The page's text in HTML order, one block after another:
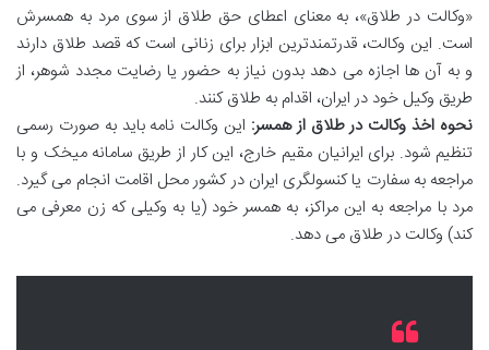
«وکالت در طلاق»، به معنای اعطای حق طلاق از سوی مرد به همسرش
است. این وکالت، قدرتمندترین ابزار برای زنانی است که قصد طلاق دارند
و به آن ها اجازه می دهد بدون نیاز به حضور یا رضایت مجدد شوهر، از
طریق وکیل خود در ایران، اقدام به طلاق کنند.
نحوه اخذ وکالت در طلاق از همسر: این وکالت نامه باید به صورت رسمی
تنظیم شود. برای ایرانیان مقیم خارج، این کار از طریق سامانه میخک و با
مراجعه به سفارت یا کنسولگری ایران در کشور محل اقامت انجام می گیرد.
مرد با مراجعه به این مراکز، به همسر خود (یا به وکیلی که زن معرفی می
کند) وکالت در طلاق می دهد.